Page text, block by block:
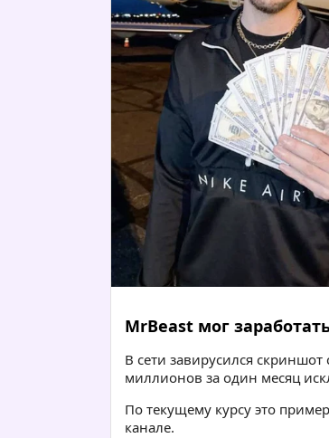
MrBeast мог
В сети завирусился скриншот
миллионов за один месяц
По текущему курсу это
канале.